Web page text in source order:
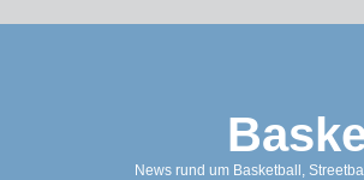
News rund um Basketball,